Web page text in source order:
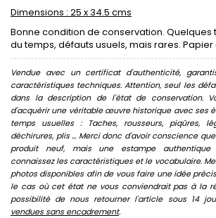
Dimensions : 25 x 34.5 cms
Bonne condition de conservation. Quelques
du temps, défauts usuels, mais rares. Papier
Vendue avec un certificat d'authenticité,
caractéristiques techniques. Attention, seul les
dans la description de l'état de conservation.
d'acquérir une véritable œuvre historique avec ses
temps usuelles : Taches, rousseurs, piqûres,
déchirures, plis ... Merci donc d'avoir conscience
produit neuf, mais une estampe
connaissez les caractéristiques et le vocabulaire.
photos disponibles afin de vous faire une idée
le cas où cet état ne vous conviendrait pas à la
possibilité de nous retourner l'article sous 14
vendues sans encadrement.